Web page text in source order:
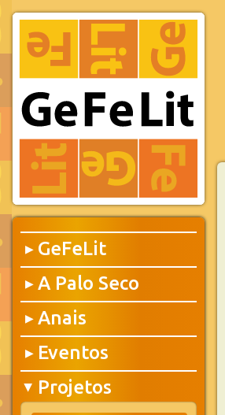
▶ GeFeLit
▶ A Palo Seco
▶ Anais
▶ Eventos
▶ Projetos